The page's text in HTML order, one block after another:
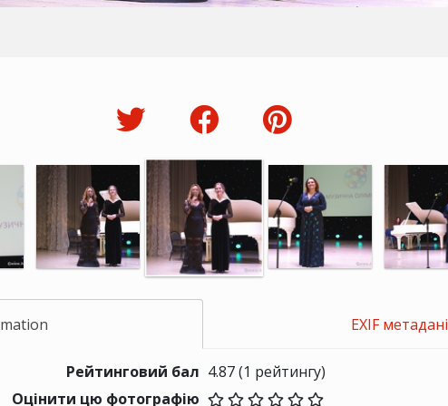
EXIF метадані
Рейтинговий бал 4.87(1 рейтингу)
Оцінити цю фотографію